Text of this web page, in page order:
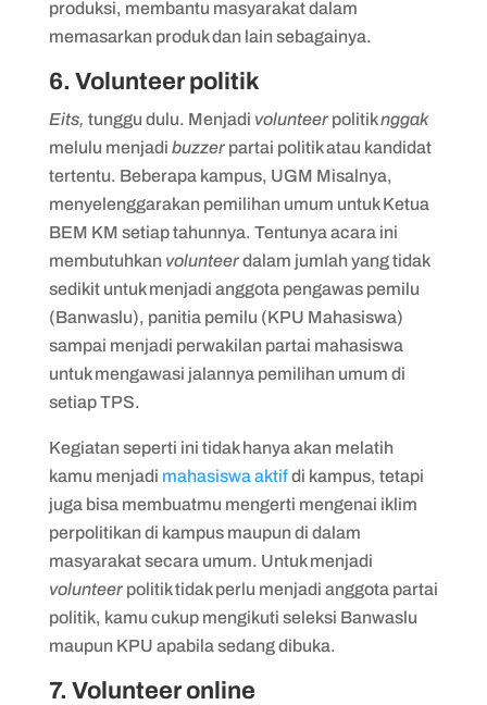
produksi, membantu masyarakat dalam
memasarkan produk dan lain sebagainya.
6. Volunteer politik
Eits, tunggu dulu. Menjadi volunteer politiknggak
melulu menjadi buzzerpartai politik atau kandidat
tertentu. Beberapa kampus, UGM Misalnya,
menyelenggarakan pemilihan umum untuk Ketua
BEM KM setiap tahunnya. Tentunya acara ini
membutuhkan volunteerdalam jumlah yang tidak
sedikit untuk menjadi anggota pengawas pemilu
(Banwaslu), panitia pemilu (KPU Mahasiswa)
sampai menjadi perwakilan partai mahasiswa
untuk mengawasi jalannya pemilihan umum di
setiap TPS.
Kegiatan seperti ini tidak hanya akan melatih
kamu menjadi mahasiswa aktifdi kampus, tetapi
juga bisa membuatmu mengerti mengenai iklim
perpolitikan di kampus maupun di dalam
masyarakat secara umum. Untuk menjadi
volunteerpolitik tidak perlu menjadi anggota partai
politik, kamu cukup mengikuti seleksi Banwaslu
maupun KPU apabila sedang dibuka.
7. Volunteer online